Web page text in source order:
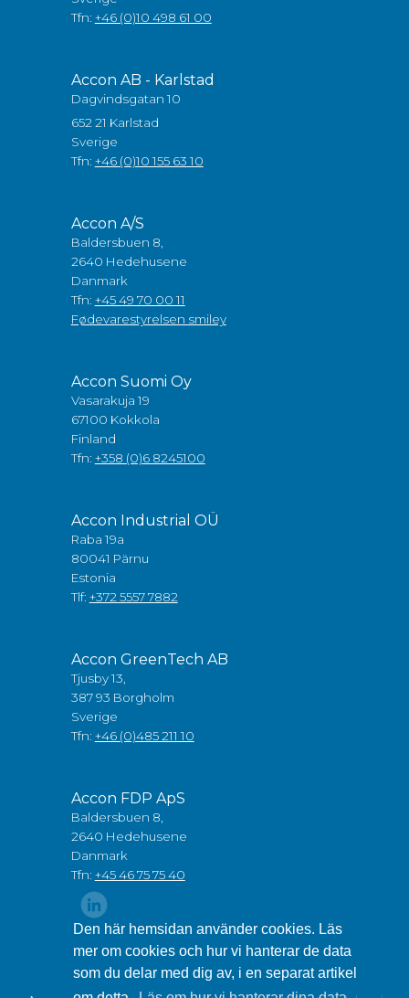
Den här hemsidan använder cookies. Läs
mer om cookies och hur vi hanterar de data
som du delar med dig av, i en separat artikel
Tfn: +46 (0)10 498 61 00
Accon AB - Karlstad
Dagvindsgatan 10
652 21 Karlstad
Sverige
Tfn: +46 (0)10 155 63 10
Accon A/S
Baldersbuen 8,
2640 Hedehusene
Danmark
Tfn: +45 49 70 00 11
Fødevarestyrelsen smiley
Accon Suomi Oy
Vasarakuja 19
67100 Kokkola
Finland
Tfn: +358 (0)6 8245100
Accon Industrial OÜ
Raba 19a
80041 Pärnu
Estonia
Tlf: +372 5557 7882
Accon GreenTech AB
Tjusby 13,
387 93 Borgholm
Sverige
Tfn: +46 (0)485 211 10
Accon FDP ApS
Baldersbuen 8,
2640 Hedehusene
Danmark
Tfn: +45 46 75 75 40